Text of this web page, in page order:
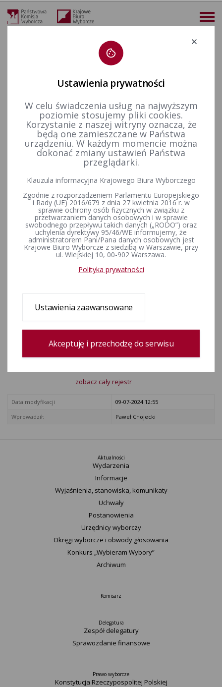
Deklaracja dostępności
więcej
Finansowanie polityki Akty prawne Rozporządzenie Ministra Finansów z dnia 27 września 2023 r. w sprawie sprawozdania o źródłach pozyskania środków finansowych (Dz. U. poz. 2076).
Rozporządzenie Ministra
Finansów z dnia 27 września
2023 r. w sprawie
sprawozdania o źródłach
pozyskania środków
finansowych (Dz. U. poz. 2076).
Data utworzenia
05-01-2024 11:02
zobacz cały rejestr
Data modyfikacji
09-07-2024 12:55
Wprowadził:
Paweł Chojecki
Aktualności
Wydarzenia
Informacje
Wyjaśnienia, stanowiska, komunikaty
Uchwały
Postanowienia
Urzędnicy wyborczy
Okręgi wyborcze i obwody głosowania
Konkurs „Wybieram Wybory”
Archiwum
Komisarz
Delegatura
Zespół delegatury
Sprawozdanie finansowe
Prawo wyborcze
Konstytucja Rzeczypospolitej Polskiej​
Ustawienia prywatności
W celu świadczenia usług na najwyższym
poziomie stosujemy pliki cookies.
Korzystanie z naszej witryny oznacza, że
będą one zamieszczane w Państwa
urządzeniu. W każdym momencie można
dokonać zmiany ustawień Państwa
przeglądarki.
Klauzula informacyjna Krajowego Biura Wyborczego
Zgodnie z rozporządzeniem Parlamentu Europejskiego
i Rady (UE) 2016/679 z dnia 27 kwietnia 2016 r. w
sprawie ochrony osób fizycznych w związku z
przetwarzaniem danych osobowych i w sprawie
swobodnego przepływu takich danych („RODO”) oraz
uchylenia dyrektywy 95/46/WE informujemy, że
administratorem Pani/Pana danych osobowych jest
Krajowe Biuro Wyborcze z siedzibą w Warszawie, przy
ul. Wiejskiej 10, 00-902 Warszawa.
Polityka prywatności
Ustawienia zaawansowane
Akceptuję i przechodzę do serwisu